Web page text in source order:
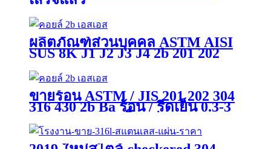
ผลิตภัณฑ์ส่วนบุคคล ASTM AISI
SUS 8K J1 J2 J3 J4 2b 201 202
410 430 เหล็กแผ่นรีดเย็นสแตนเลส
ขัดเงาสีดำม้วน / แถบ / ม้วน
ขายร้อน ASTM / JIS 201 202 304
316 430 2b Ba ร้อน / รีดเย็น 0.3-3
มม. Tisco Ss เหล็กแผ่นสแตนเลส /
แถบ / ม้วนสำหรับวัสดุก่อสร้าง